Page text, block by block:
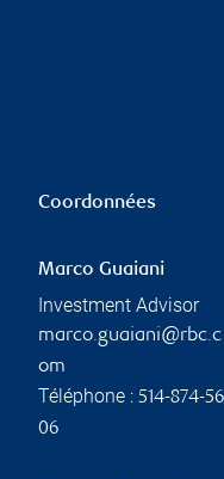
Coordonnées
Marco Guaiani
Investment Advisor
marco.guaiani@rbc.c
om
Téléphone : 514-874-56
06